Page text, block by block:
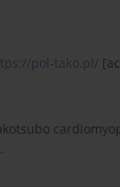
pol-tako.pl/